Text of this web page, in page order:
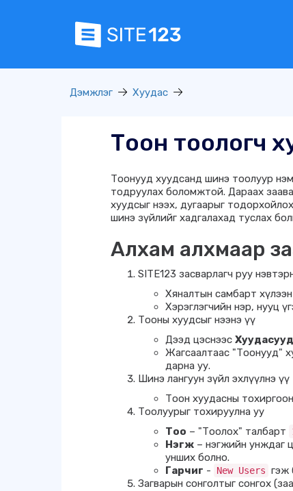
Дэмжлэг Хуудас
Тоон тоологч
Тоонууд хуудсанд шинэ тоолуур
тодруулах боломжтой. Дараах
хуудсыг нээх, дугаарыг
шинэ зүйлийг хадгалахад туслах
Алхам алхмаар
SITE123 засварлагч руу
Хяналтын самбарт
Хэрэглэгчийн нэр, нууц
Тооны хуудсыг нээнэ үү
Дээд цэснээс
Жагсаалтаас "Тоонууд"
дарна уу.
Шинэ лангуун зүйл эхлүүлнэ үү
Тоон хуудасны
Тоолуурыг тохируулна уу
Тоо – "Тоолох" талбарт
Нэгж – нэгжийн унждаг
унших болно.
Гарчиг - New Users гэж
Загварын сонголтыг сонгох